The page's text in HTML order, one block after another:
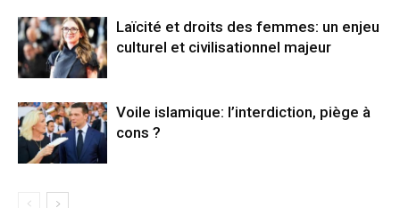
Laïcité et droits des femmes: un enjeu
culturel et civilisationnel majeur
Voile islamique: l’interdiction, piège à
cons ?